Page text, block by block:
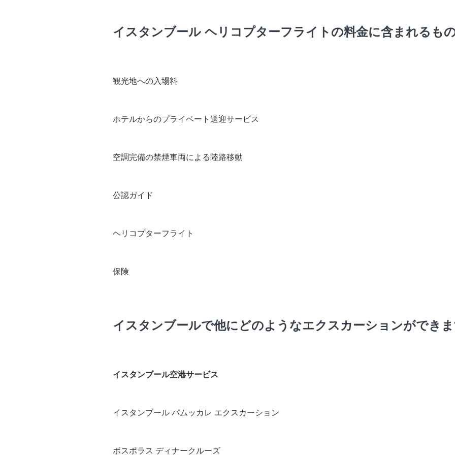
イスタンブール ヘリコプターフライトの料金に含まれるも
観光地への入場料
ホテルからのプライベート送迎サービス
空調完備の禁煙車両による陸路移動
公認ガイド
ヘリコプターフライト
保険
イスタンブールで他にどのようなエクスカーションができ
イスタンブール空港サービス
イスタンブール パムッカレ エクスカーション
ボスポラス ディナークルーズ